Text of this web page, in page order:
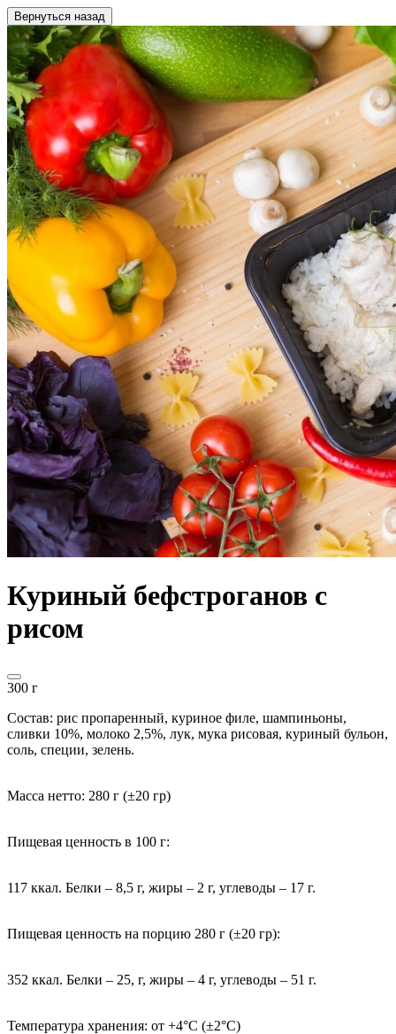
Вернуться назад
Куриный бефстроганов с
рисом
300 г
Состав: рис пропаренный, куриное филе, шампиньоны,
сливки 10%, молоко 2,5%, лук, мука рисовая, куриный бульон,
соль, специи, зелень.
Масса нетто: 280 г (±20 гр)
Пищевая ценность в 100 г:
117 ккал. Белки – 8,5 г, жиры – 2 г, углеводы – 17 г.
Пищевая ценность на порцию 280 г (±20 гр):
352 ккал. Белки – 25, г, жиры – 4 г, углеводы – 51 г.
Температура хранения: от +4°С (±2°С)